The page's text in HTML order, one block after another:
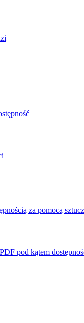
za pomocą
pod kątem